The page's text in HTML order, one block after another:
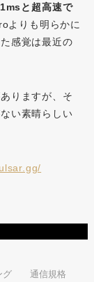
と超高速で
よりも明らかに
感覚は最近の
りますが、そ
い素晴らしい
グ 通信規格